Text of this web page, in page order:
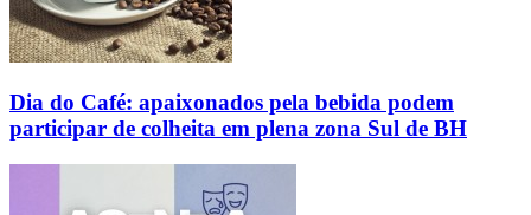
Dia do Café: apaixonados pela bebida podem
participar de colheita em plena zona Sul de BH